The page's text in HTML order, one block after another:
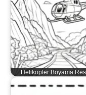
Helikopter Boyama